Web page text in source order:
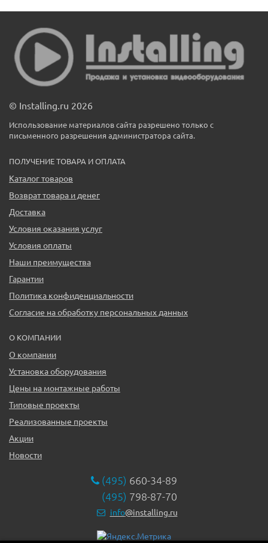
© Installing.ru 2026
Использование материалов сайта разрешено только с
письменного разрешения администратора сайта.
ПОЛУЧЕНИЕ ТОВАРА И ОПЛАТА
Каталог товаров
Возврат товара и денег
Доставка
Условия оказания услуг
Условия оплаты
Наши преимущества
Гарантии
Политика конфиденциальности
Согласие на обработку персональных данных
О КОМПАНИИ
О компании
Установка оборудования
Цены на монтажные работы
Типовые проекты
Реализованные проекты
Акции
Новости
(495) 660-34-89
(495) 798-87-70
info@installing.ru